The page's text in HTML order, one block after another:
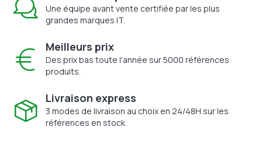
Une équipe avant vente certifiée par les plus
grandes marques IT.
Meilleurs prix
Des prix bas toute l'année sur 5000 références
produits.
Livraison express
3 modes de livraison au choix en 24/48H sur les
références en stock.